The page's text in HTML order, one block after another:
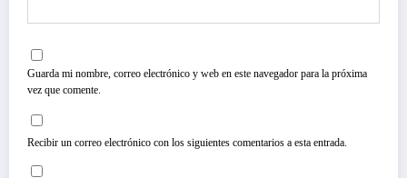
Guarda mi nombre, correo electrónico y web en este navegador para la próxima
vez que comente.
Recibir un correo electrónico con los siguientes comentarios a esta entrada.